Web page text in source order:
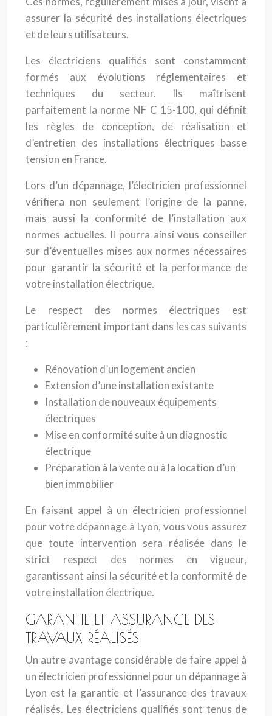
assurer la sécurité des installations électriques
et de leurs utilisateurs.
Les électriciens qualifiés sont constamment
formés aux évolutions réglementaires et
techniques du secteur. Ils maîtrisent
parfaitement la norme NF C 15-100, qui définit
les règles de conception, de réalisation et
d’entretien des installations électriques basse
tension en France.
Lors d’un dépannage, l’électricien professionnel
vérifiera non seulement l’origine de la panne,
mais aussi la conformité de l’installation aux
normes actuelles. Il pourra ainsi vous conseiller
sur d’éventuelles mises aux normes nécessaires
pour garantir la sécurité et la performance de
votre installation électrique.
Le respect des normes électriques est
particulièrement important dans les cas suivants
:
Rénovation d’un logement ancien
Extension d’une installation existante
Installation de nouveaux équipements
électriques
Mise en conformité suite à un diagnostic
électrique
Préparation à la vente ou à la location d’un
bien immobilier
En faisant appel à un électricien professionnel
pour votre dépannage à Lyon, vous vous assurez
que toute intervention sera réalisée dans le
strict respect des normes en vigueur,
garantissant ainsi la sécurité et la conformité de
votre installation électrique.
GARANTIE ET ASSURANCE DES
TRAVAUX RÉALISÉS
Un autre avantage considérable de faire appel à
un électricien professionnel pour un dépannage à
Lyon est la garantie et l’assurance des travaux
réalisés. Les électriciens qualifiés sont tenus de